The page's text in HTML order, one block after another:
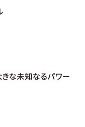
な未知なるパワー